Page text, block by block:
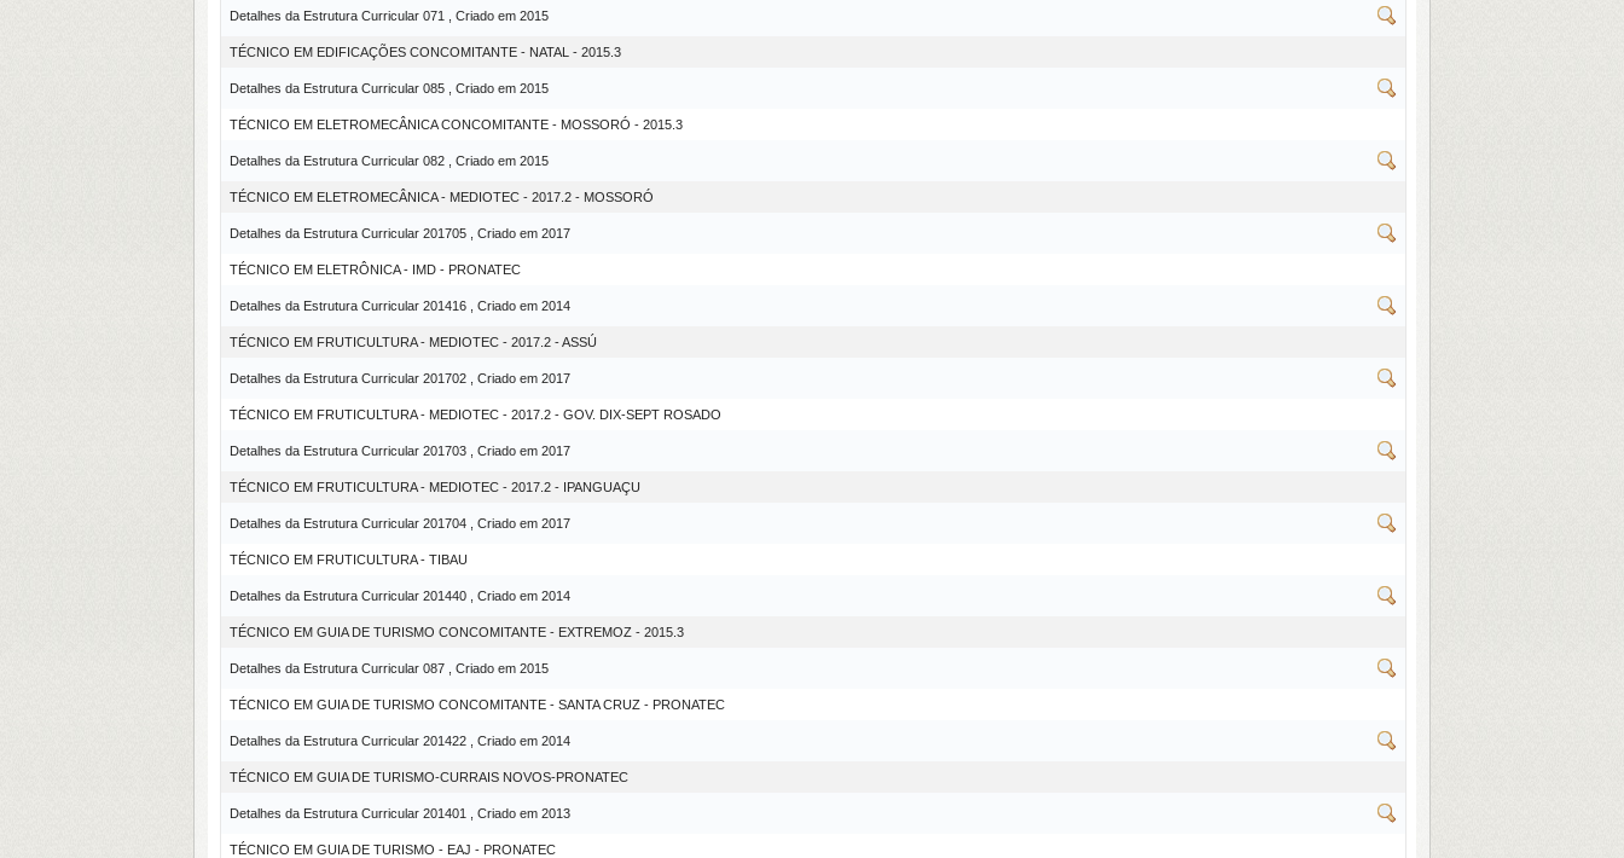
Detalhes da Estrutura Curricular 071 , Criado em 2015
TÉCNICO EM EDIFICAÇÕES CONCOMITANTE - NATAL - 2015.3
Detalhes da Estrutura Curricular 085 , Criado em 2015
TÉCNICO EM ELETROMECÂNICA CONCOMITANTE - MOSSORÓ - 2015.3
Detalhes da Estrutura Curricular 082 , Criado em 2015
TÉCNICO EM ELETROMECÂNICA - MEDIOTEC - 2017.2 - MOSSORÓ
Detalhes da Estrutura Curricular 201705 , Criado em 2017
TÉCNICO EM ELETRÔNICA - IMD - PRONATEC
Detalhes da Estrutura Curricular 201416 , Criado em 2014
TÉCNICO EM FRUTICULTURA - MEDIOTEC - 2017.2 - ASSÚ
Detalhes da Estrutura Curricular 201702 , Criado em 2017
TÉCNICO EM FRUTICULTURA - MEDIOTEC - 2017.2 - GOV. DIX-SEPT ROSADO
Detalhes da Estrutura Curricular 201703 , Criado em 2017
TÉCNICO EM FRUTICULTURA - MEDIOTEC - 2017.2 - IPANGUAÇU
Detalhes da Estrutura Curricular 201704 , Criado em 2017
TÉCNICO EM FRUTICULTURA - TIBAU
Detalhes da Estrutura Curricular 201440 , Criado em 2014
TÉCNICO EM GUIA DE TURISMO CONCOMITANTE - EXTREMOZ - 2015.3
Detalhes da Estrutura Curricular 087 , Criado em 2015
TÉCNICO EM GUIA DE TURISMO CONCOMITANTE - SANTA CRUZ - PRONATEC
Detalhes da Estrutura Curricular 201422 , Criado em 2014
TÉCNICO EM GUIA DE TURISMO-CURRAIS NOVOS-PRONATEC
Detalhes da Estrutura Curricular 201401 , Criado em 2013
TÉCNICO EM GUIA DE TURISMO - EAJ - PRONATEC